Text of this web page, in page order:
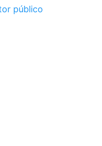
público